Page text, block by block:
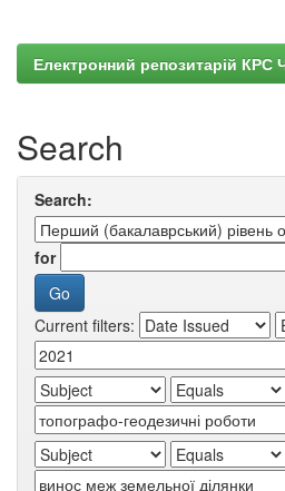
Електронний репозитарій КРС
Search
Search:
for
Current filters: